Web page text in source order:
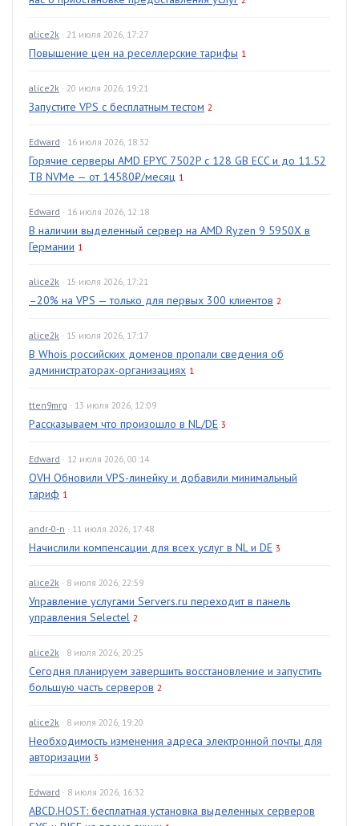
alice2k · 21 июля 2026, 17:27
Повышение цен на реселлерские тарифы 1
alice2k · 20 июля 2026, 19:21
Запустите VPS с бесплатным тестом 2
Edward · 16 июля 2026, 18:32
Горячие серверы AMD EPYC 7502P с 128 GB ECC и до 11.52
TB NVMe — от 14580₽/месяц 1
Edward · 16 июля 2026, 12:18
В наличии выделенный сервер на AMD Ryzen 9 5950X в
Германии 1
alice2k · 15 июля 2026, 17:21
–20% на VPS — только для первых 300 клиентов 2
alice2k · 15 июля 2026, 17:17
В Whois российских доменов пропали сведения об
администраторах-организациях 1
tten9mrg · 13 июля 2026, 12:09
Рассказываем что произошло в NL/DE 3
Edward · 12 июля 2026, 00:14
OVH Обновили VPS-линейку и добавили минимальный
тариф 1
andr-0-n · 11 июля 2026, 17:48
Начислили компенсации для всех услуг в NL и DE 3
alice2k · 8 июля 2026, 22:59
Управление услугами Servers.ru переходит в панель
управления Selectel 2
alice2k · 8 июля 2026, 20:25
Сегодня планируем завершить восстановление и запустить
большую часть серверов 2
alice2k · 8 июля 2026, 19:20
Необходимость изменения адреса электронной почты для
авторизации 3
Edward · 8 июля 2026, 16:32
ABCD.HOST: бесплатная установка выделенных серверов